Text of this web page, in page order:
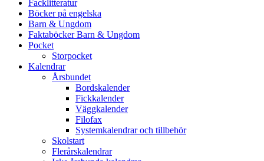
Facklitteratur
Böcker på engelska
Barn & Ungdom
Faktaböcker Barn & Ungdom
Pocket
Storpocket
Kalendrar
Årsbundet
Bordskalender
Fickkalender
Väggkalender
Filofax
Systemkalendrar och tillbehör
Skolstart
Flerårskalendrar